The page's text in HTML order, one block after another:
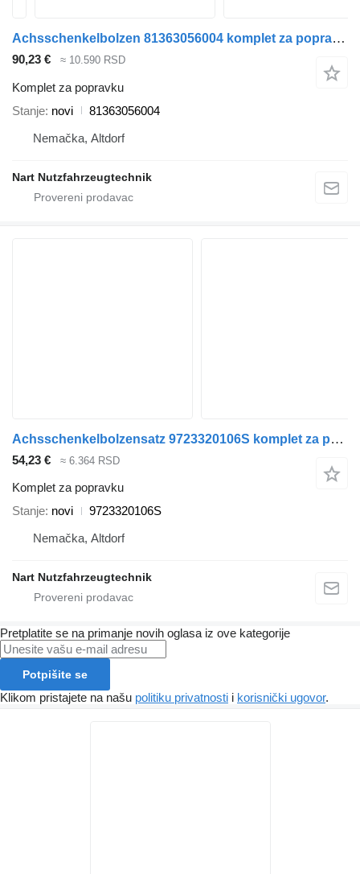
Achsschenkelbolzen 81363056004 komplet za popravku za MAN Mercedes kamiona
90,23 € ≈ 10.590 RSD
Komplet za popravku
Stanje novi
81363056004
Nemačka, Altdorf
Nart Nutzfahrzeugtechnik
Achsschenkelbolzensatz 9723320106S komplet za popravku za Mercedes-Benz kamiona
54,23 € ≈ 6.364 RSD
Komplet za popravku
Stanje novi
9723320106S
Nemačka, Altdorf
Nart Nutzfahrzeugtechnik
Pretplatite se na primanje novih oglasa iz ove kategorije
Potpišite se
Klikom pristajete na našu politiku privatnosti i korisnički ugovor.